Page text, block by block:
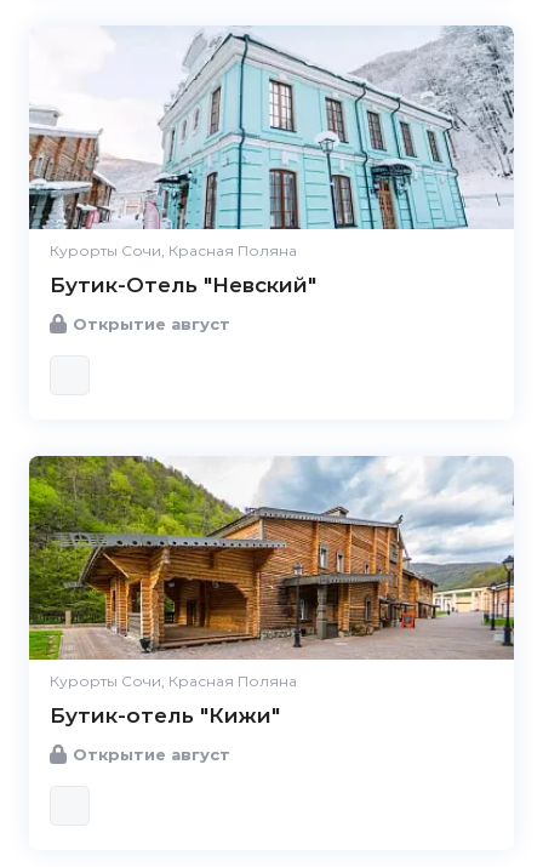
Курорты Сочи, Красная Поляна
Бутик-Отель "Невский"
Открытие август
Курорты Сочи, Красная Поляна
Бутик-отель "Кижи"
Открытие август